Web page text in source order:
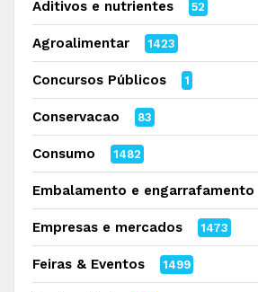
Aditivos e nutrientes 52
Agroalimentar 1423
Concursos Públicos 1
Conservacao 83
Consumo 1482
Embalamento e engarrafamento
Empresas e mercados 1473
Feiras & Eventos 1499